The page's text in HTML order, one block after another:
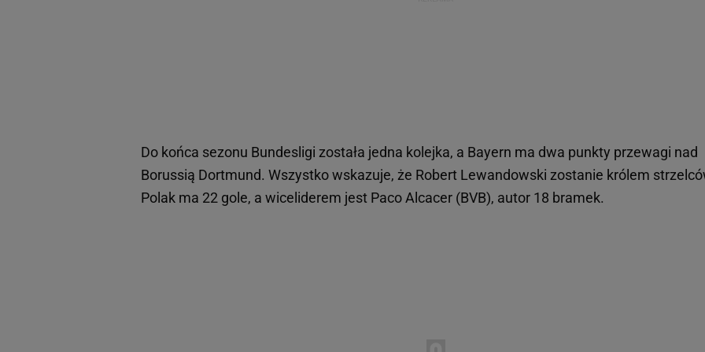
Do końca sezonu Bundesligi została jedna kolejka, a Bayern ma dwa punkty przewagi nad
Borussią Dortmund. Wszystko wskazuje, że Robert Lewandowski zostanie królem
Polak ma 22 gole, a wiceliderem jest Paco Alcacer (BVB), autor 18 bramek.